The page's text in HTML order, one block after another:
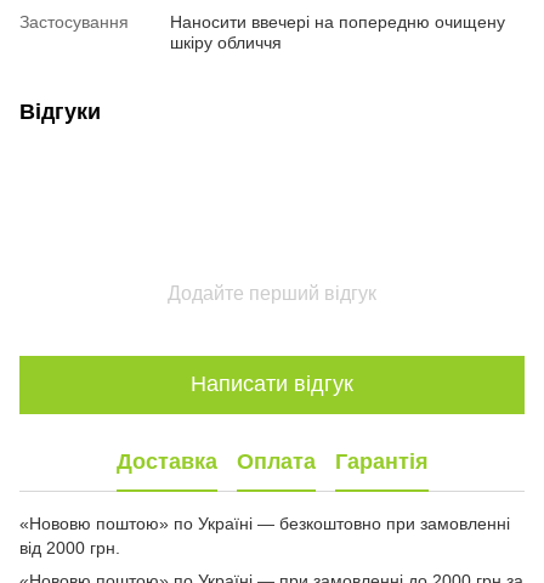
Застосування
Наносити ввечері на попередню очищену
шкіру обличчя
Відгуки
Додайте перший відгук
Написати відгук
Доставка Оплата Гарантія
«Нововю поштою» по Україні — безкоштовно при замовленні
від 2000 грн.